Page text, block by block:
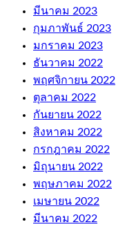
มีนาคม 2023
กุมภาพันธ์ 2023
มกราคม 2023
ธันวาคม 2022
พฤศจิกายน 2022
ตุลาคม 2022
กันยายน 2022
สิงหาคม 2022
กรกฎาคม 2022
มิถุนายน 2022
พฤษภาคม 2022
เมษายน 2022
มีนาคม 2022